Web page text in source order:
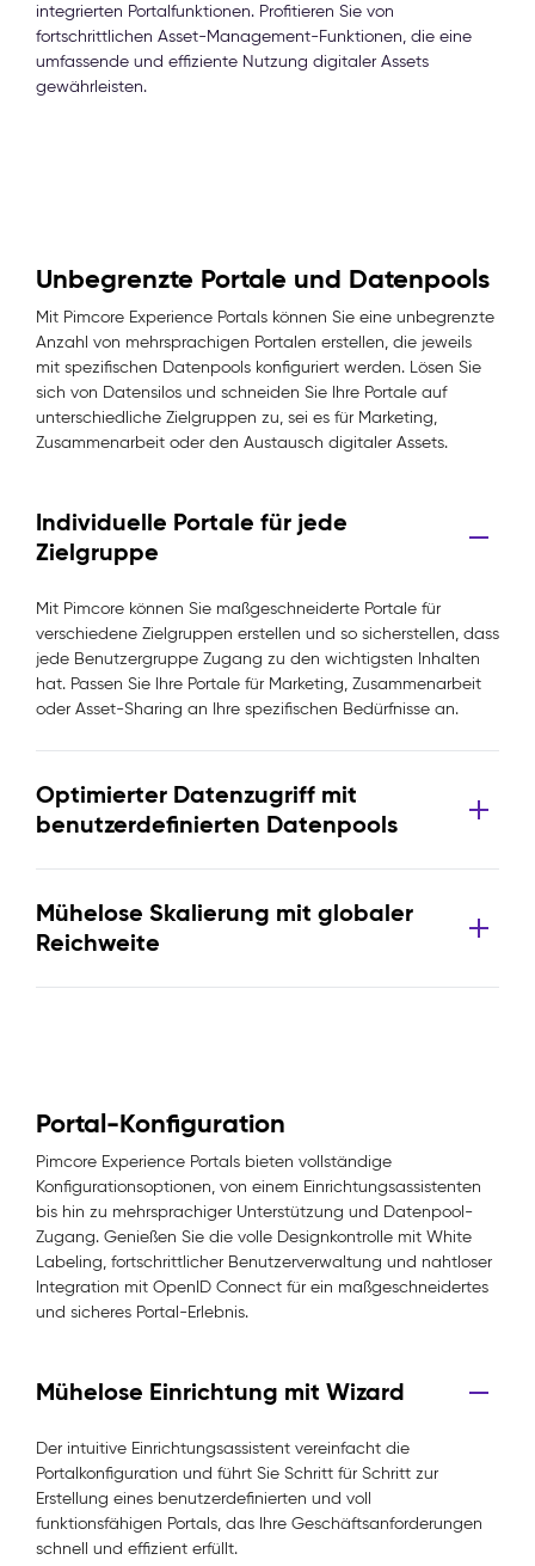
integrierten Portalfunktionen. Profitieren Sie von
fortschrittlichen Asset-Management-Funktionen, die eine
umfassende und effiziente Nutzung digitaler Assets
gewährleisten.
Unbegrenzte Portale und Datenpools
Mit Pimcore Experience Portals können Sie eine unbegrenzte
Anzahl von mehrsprachigen Portalen erstellen, die jeweils
mit spezifischen Datenpools konfiguriert werden. Lösen Sie
sich von Datensilos und schneiden Sie Ihre Portale auf
unterschiedliche Zielgruppen zu, sei es für Marketing,
Zusammenarbeit oder den Austausch digitaler Assets.
Individuelle Portale für jede
Zielgruppe
Mit Pimcore können Sie maßgeschneiderte Portale für
verschiedene Zielgruppen erstellen und so sicherstellen, dass
jede Benutzergruppe Zugang zu den wichtigsten Inhalten
hat. Passen Sie Ihre Portale für Marketing, Zusammenarbeit
oder Asset-Sharing an Ihre spezifischen Bedürfnisse an.
Optimierter Datenzugriff mit
benutzerdefinierten Datenpools
Mühelose Skalierung mit globaler
Reichweite
Portal-Konfiguration
Pimcore Experience Portals bieten vollständige
Konfigurationsoptionen, von einem Einrichtungsassistenten
bis hin zu mehrsprachiger Unterstützung und Datenpool-
Zugang. Genießen Sie die volle Designkontrolle mit White
Labeling, fortschrittlicher Benutzerverwaltung und nahtloser
Integration mit OpenID Connect für ein maßgeschneidertes
und sicheres Portal-Erlebnis.
Mühelose Einrichtung mit Wizard
Der intuitive Einrichtungsassistent vereinfacht die
Portalkonfiguration und führt Sie Schritt für Schritt zur
Erstellung eines benutzerdefinierten und voll
funktionsfähigen Portals, das Ihre Geschäftsanforderungen
schnell und effizient erfüllt.